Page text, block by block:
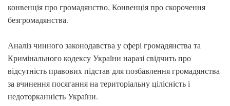
конвенція про громадянство, Конвенція про скорочення
безгромадянства.
Аналіз чинного законодавства у сфері громадянства та
Кримінального кодексу України наразі свідчить про
відсутність правових підстав для позбавлення громадянства
за вчинення посягання на територіальну цілісність і
недоторканність України.